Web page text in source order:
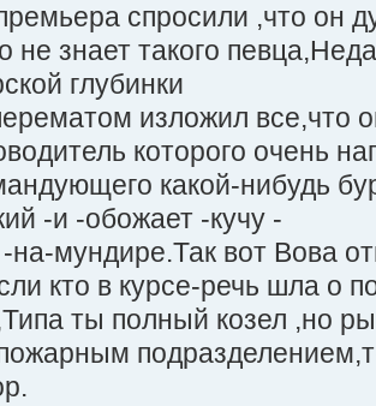
спросили ,что он
не знает такого
глубинки
изложил все,что
которого очень
какой-нибудь
-и -обожает -кучу -
на-мундире.Так вот Вова
кто в курсе-речь шла о
ты полный козел ,но